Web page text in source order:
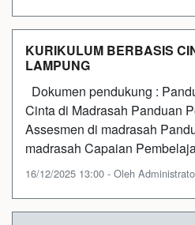
KURIKULUM BERBASIS
LAMPUNG
Dokumen pendukung :
Cinta di Madrasah Panduan
Assesmen di madrasah
madrasah Capaian
16/12/2025 13:00 - Oleh